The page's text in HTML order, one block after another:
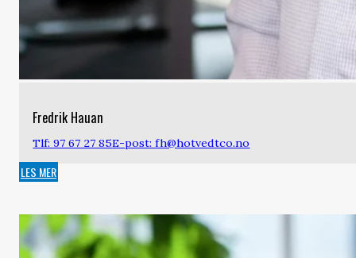
Fredrik Hauan
Tlf: 97 67 27 85E-post: fh@hotvedtco.no
LES MER